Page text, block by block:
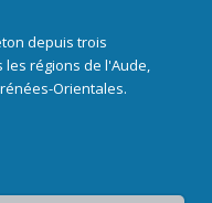
depuis trois
régions de l'Aude,
Orientales.